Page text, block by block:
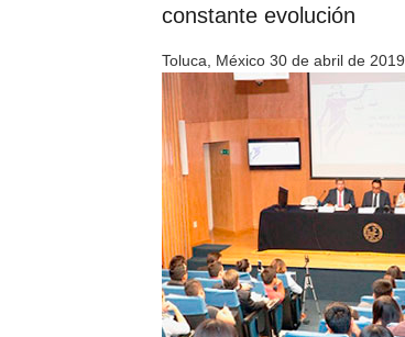
constante evolución
Toluca, México 30 de abril de 2019